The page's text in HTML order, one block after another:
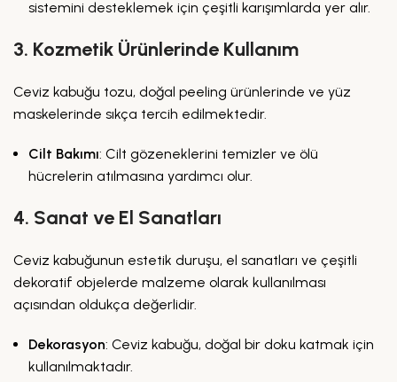
sistemini desteklemek için çeşitli karışımlarda yer alır.
3. Kozmetik Ürünlerinde Kullanım
Ceviz kabuğu tozu, doğal peeling ürünlerinde ve yüz
maskelerinde sıkça tercih edilmektedir.
Cilt Bakımı: Cilt gözeneklerini temizler ve ölü
hücrelerin atılmasına yardımcı olur.
4. Sanat ve El Sanatları
Ceviz kabuğunun estetik duruşu, el sanatları ve çeşitli
dekoratif objelerde malzeme olarak kullanılması
açısından oldukça değerlidir.
Dekorasyon: Ceviz kabuğu, doğal bir doku katmak için
kullanılmaktadır.